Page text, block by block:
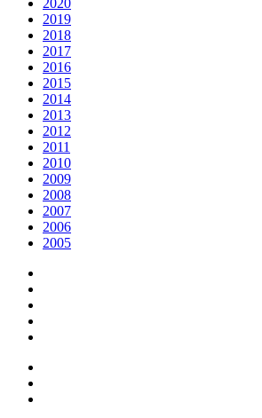
2019
2018
2017
2016
2015
2014
2013
2012
2011
2010
2009
2008
2007
2006
2005